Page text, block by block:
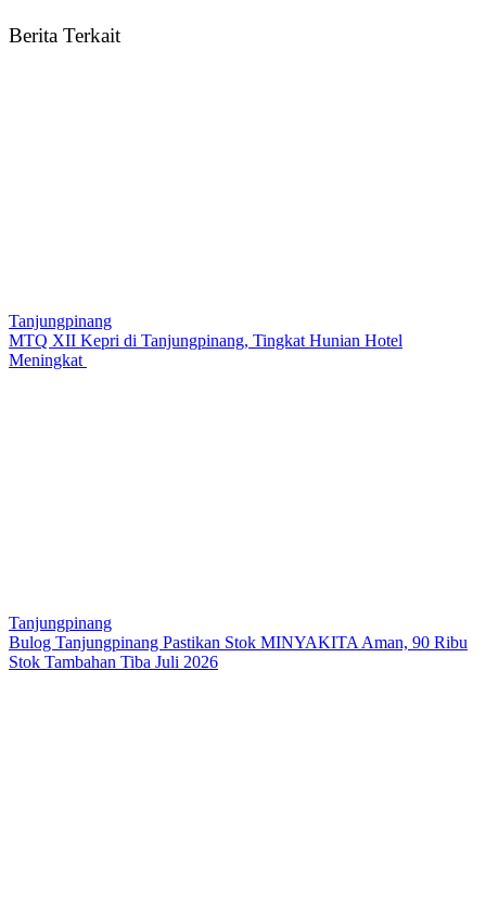
Berita Terkait
Tanjungpinang
MTQ XII Kepri di Tanjungpinang, Tingkat Hunian Hotel
Meningkat
Tanjungpinang
Bulog Tanjungpinang Pastikan Stok MINYAKITA Aman, 90 Ribu
Stok Tambahan Tiba Juli 2026